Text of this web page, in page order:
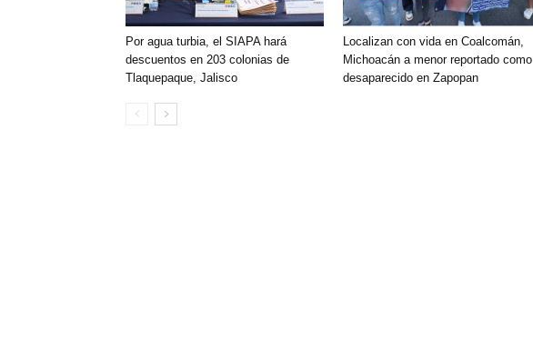
Por agua turbia, el SIAPA hará
descuentos en 203 colonias de
Tlaquepaque, Jalisco
Localizan con vida en Coalcomán,
Michoacán a menor reportado como
desaparecido en Zapopan